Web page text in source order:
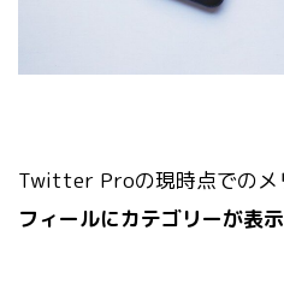
Twitter Proの現時点でのメ
フィールにカテゴリーが表